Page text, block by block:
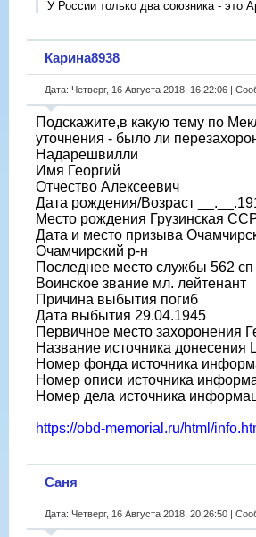
У России только два союзника - это
Карина8938
Дата: Четверг, 16 Августа 2018, 16:22:06 |
Подскажите,в какую тему по
уточнения - было ли
Надарешвилли
Имя Георгий
Отчество Алексеевич
Дата рождения/Возраст
Место рождения Грузинская
Дата и место призыва
Очамчирский р-н
Последнее место службы 562 сп
Воинское звание мл. лейтенант
Причина выбытия погиб
Дата выбытия 29.04.1945
Первичное место захоронения
Название источника
Номер фонда источника
Номер описи источника
Номер дела источника
https://obd-memorial.ru/html/
Саня
Дата: Четверг, 16 Августа 2018, 20:26:50 |